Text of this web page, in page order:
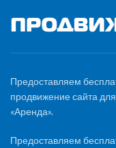
Предоставляем
продвижение сайта
«Аренда».
Предоставляем